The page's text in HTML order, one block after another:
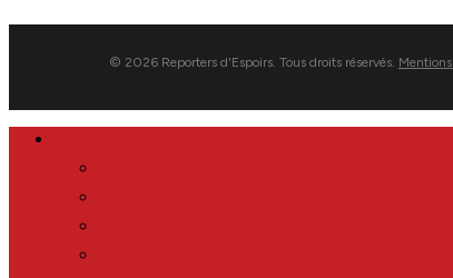
© 2026 Reporters d'Espoirs. Tous droits réservés.
Close